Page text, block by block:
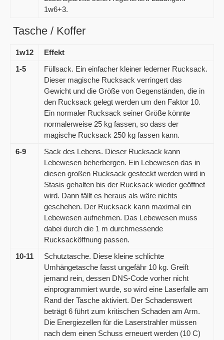
1w6+3.
Tasche / Koffer
1w12
Effekt
1-5
Füllsack. Ein einfacher kleiner lederner Rucksack.
Dieser magische Rucksack verringert das
Gewicht und die Größe von Gegenständen, die in
den Rucksack gelegt werden um den Faktor 10.
Ein normaler Rucksack seiner Größe könnte
normalerweise 25 kg fassen, so dass der
magische Rucksack 250 kg fassen kann.
6-9
Sack des Lebens. Dieser Rucksack kann
Lebewesen beherbergen. Ein Lebewesen das in
diesen großen Rucksack gesteckt werden wird in
Stasis gehalten bis der Rucksack wieder geöffnet
wird. Dann fällt es heraus als wäre nichts
geschehen. Der Rucksack kann maximal ein
Lebewesen aufnehmen. Das Lebewesen muss
dabei durch die 1 m durchmessende
Rucksacköffnung passen.
10-11
Schutztasche. Diese kleine schlichte
Umhängetasche fasst ungefähr 10 kg. Greift
jemand rein, dessen DNS-Code vorher nicht
einprogrammiert wurde, so wird eine Laserfalle am
Rand der Tasche aktiviert. Der Schadenswert
beträgt 6 führt zum kritischen Schaden am Arm.
Die Energiezellen für die Laserstrahler müssen
nach dem einen Schuss erneuert werden (10 C)